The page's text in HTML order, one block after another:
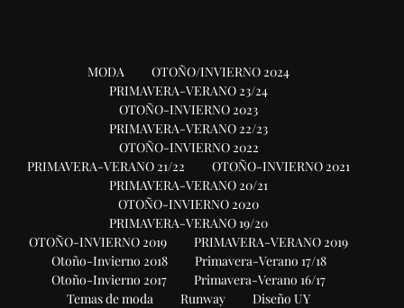
MODA
OTOÑO/INVIERNO 2024
PRIMAVERA-VERANO 23/24
OTOÑO-INVIERNO 2023
PRIMAVERA-VERANO 22/23
OTOÑO-INVIERNO 2022
PRIMAVERA-VERANO 21/22
OTOÑO-INVIERNO 2021
PRIMAVERA-VERANO 20/21
OTOÑO-INVIERNO 2020
PRIMAVERA-VERANO 19/20
OTOÑO-INVIERNO 2019
PRIMAVERA-VERANO 2019
Otoño-Invierno 2018
Primavera-Verano 17/18
Otoño-Invierno 2017
Primavera-Verano 16/17
Temas de moda
Runway
Diseño UY